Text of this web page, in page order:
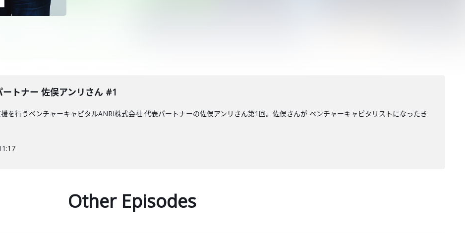
トナー 佐俣アンリさん #1
を行うベンチャーキャピタルANRI株式会社 代表パートナーの佐俣アンリさん第1回。佐俣さんが ベンチャーキャピタリストになったき
Other Episodes